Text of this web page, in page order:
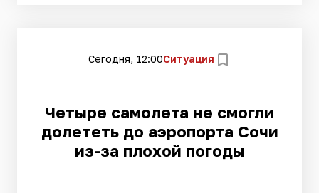
Сегодня, 12:00Ситуация
Четыре самолета не смогли
долететь до аэропорта Сочи
из-за плохой погоды